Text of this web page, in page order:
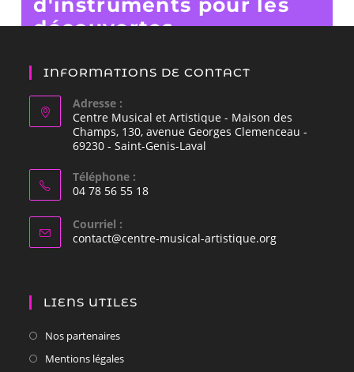
découvertes
INFORMATIONS DE CONTACT
Adresse :
Centre Musical et Artistique - Maison des
Champs, 130, avenue Georges Clemenceau -
69230 - Saint-Genis-Laval
Téléphone :
04 78 56 55 18
Courriel :
contact@centre-musical-artistique.org
LIENS UTILES
Nos partenaires
Mentions légales